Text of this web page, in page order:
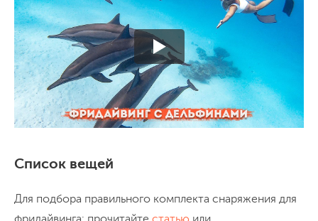
сторону Хургады. К вечеру прибываем в
аэропорт, желающие могут купить
сувениры и прогуляться в красивой
Марине. Вылет домой.
Список вещей
Для подбора правильного комплекта снаряжения для